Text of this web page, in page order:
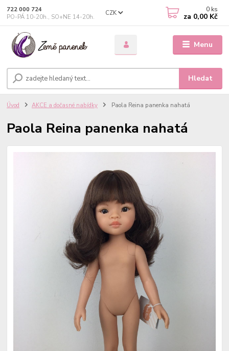
Menu
CZK
Hledat
722 000 724
PO-PÁ 10-20h., SO+NE 14-20h.
0 ks
za 0,00 Kč
Úvod AKCE a dočasné nabídky Paola Reina panenka nahatá
Paola Reina panenka nahatá